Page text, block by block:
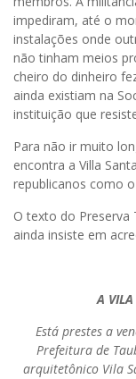
impediram, até o
instalações onde
não tinham meios
cheiro do dinheiro
ainda existiam na
instituição que
Para não ir muito
encontra a Villa
republicanos como
O texto do Preserva
ainda insiste em
A
Está prestes a
Prefeitura de
arquitetônico Vila